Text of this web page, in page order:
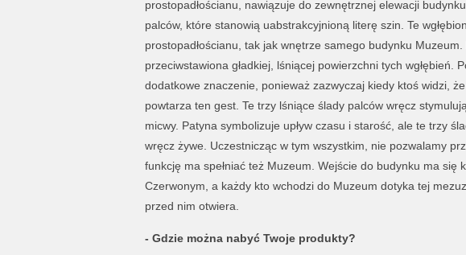
prostopadłościanu, nawiązuje do zewnętrznej elewacji
palców, które stanowią uabstrakcyjnioną literę szin. Te
prostopadłościanu, tak jak wnętrze samego budynku
przeciwstawiona gładkiej, lśniącej powierzchni tych wgłębień.
dodatkowe znaczenie, ponieważ zazwyczaj kiedy ktoś widzi,
powtarza ten gest. Te trzy lśniące ślady palców wręcz
micwy. Patyna symbolizuje upływ czasu i starość, ale te trzy
wręcz żywe. Uczestnicząc w tym wszystkim, nie pozwalamy
funkcję ma spełniać też Muzeum. Wejście do budynku ma się
Czerwonym, a każdy kto wchodzi do Muzeum dotyka tej
przed nim otwiera.
- Gdzie można nabyć Twoje produkty?